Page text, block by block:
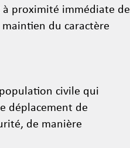
proximité immédiate de
du caractère
civile qui
déplacement de
de manière